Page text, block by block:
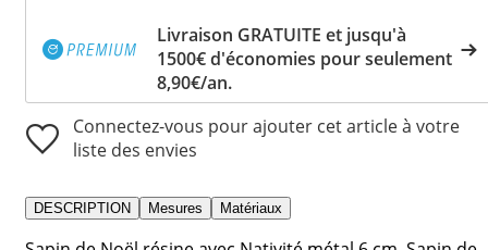
Livraison GRATUITE et jusqu'à
1500€ d'économies pour seulement
8,90€/an.
Connectez-vous pour ajouter cet article à votre
liste des envies
DESCRIPTION Mesures Matériaux